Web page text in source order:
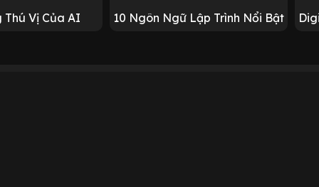
Thú Vị Của AI 10 Ngôn Ngữ Lập Trình Nổi Bật